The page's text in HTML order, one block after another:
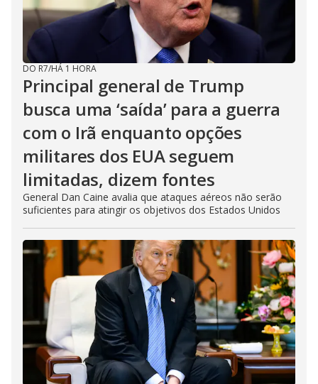
DO R7/HÁ 1 HORA
Principal general de Trump
busca uma ‘saída’ para a guerra
com o Irã enquanto opções
militares dos EUA seguem
limitadas, dizem fontes
General Dan Caine avalia que ataques aéreos não serão
suficientes para atingir os objetivos dos Estados Unidos